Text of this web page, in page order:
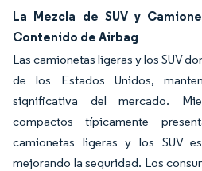
La Mezcla de SUV y
Contenido de Airbag
Las camionetas ligeras y los SUV
de los Estados Unidos,
significativa del mercado.
compactos típicamente
camionetas ligeras y los SUV
mejorando la seguridad. Los